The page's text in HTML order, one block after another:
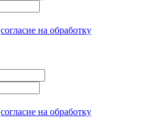
согласие на обработку
согласие на обработку